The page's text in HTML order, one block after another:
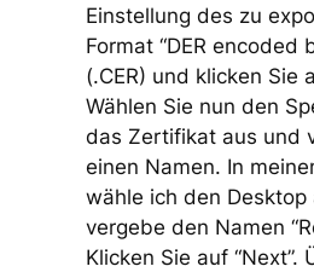
Einstellung des zu
Format “DER encoded
(.CER) und klicken Sie
Wählen Sie nun den
das Zertifikat aus und
einen Namen. In
wähle ich den Desktop
vergebe den Namen
Klicken Sie auf “Next”.